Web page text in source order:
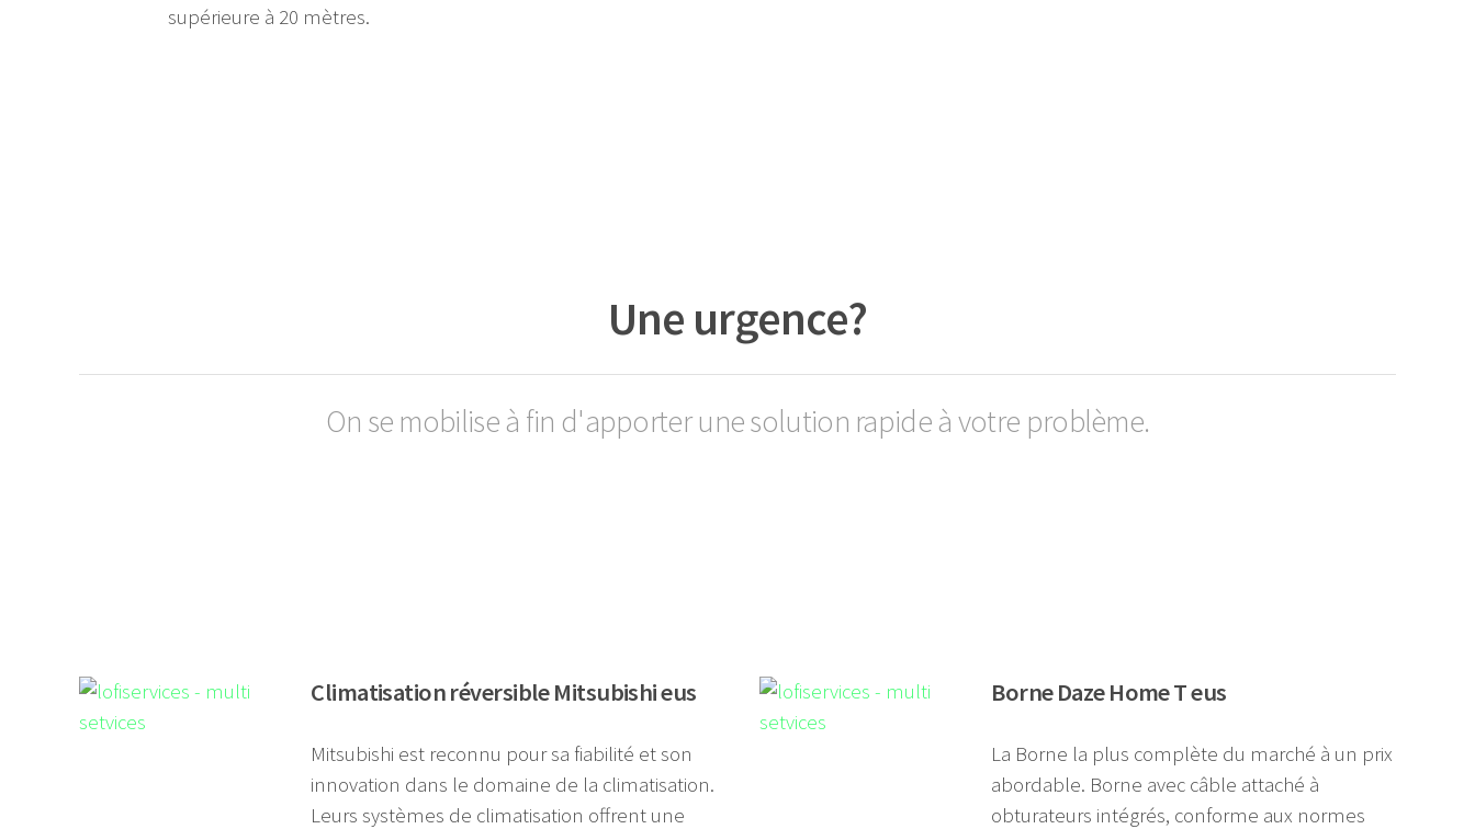
supérieure à 20 mètres.
Une urgence?
On se mobilise à fin d'apporter une solution rapide à votre problème.
Climatisation réversible Mitsubishi eus
Mitsubishi est reconnu pour sa fiabilité et son
innovation dans le domaine de la climatisation.
Leurs systèmes de climatisation offrent une
Borne Daze Home T eus
La Borne la plus complète du marché à un prix
abordable. Borne avec câble attaché à
obturateurs intégrés, conforme aux normes